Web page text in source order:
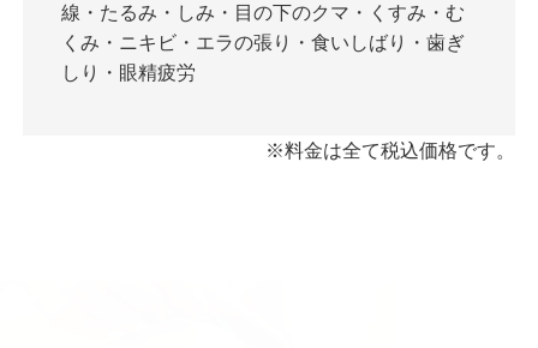
線・たるみ・しみ・目の下のクマ・くすみ・む
くみ・ニキビ・エラの張り・食いしばり・歯ぎ
しり・眼精疲労
※料金は全て税込価格です。